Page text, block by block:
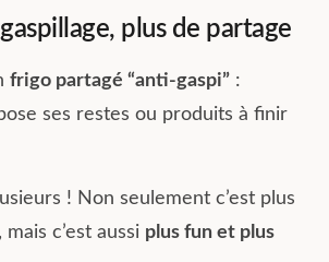
plus de partage
frigo partagé “anti-gaspi” :
ses restes ou produits à finir
! Non seulement c’est plus
c’est aussi plus fun et plus